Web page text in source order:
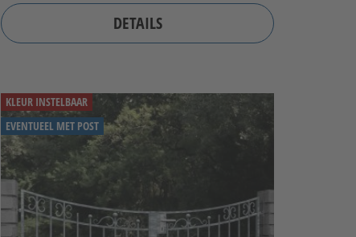
DETAILS
KLEUR INSTELBAAR
EVENTUEEL MET POST